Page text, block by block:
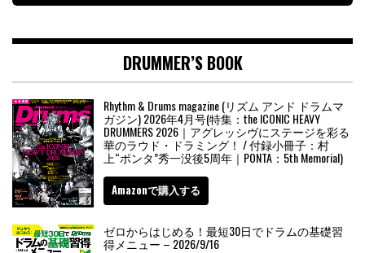
DRUMMER’S BOOK
Rhythm & Drums magazine (リズム アンド ドラムマ
ガジン) 2026年4月号(特集：the ICONIC HEAVY
DRUMMERS 2026｜アグレッシヴにステージを彩る
華のラウド・ドラミング！ / 付録小冊子：村
上“ポンタ”秀一没後5周年｜PONTA：5th Memorial)
Amazonで購入する
ゼロからはじめる！最短30日でドラムの基礎習
得メニュー – 2026/9/16